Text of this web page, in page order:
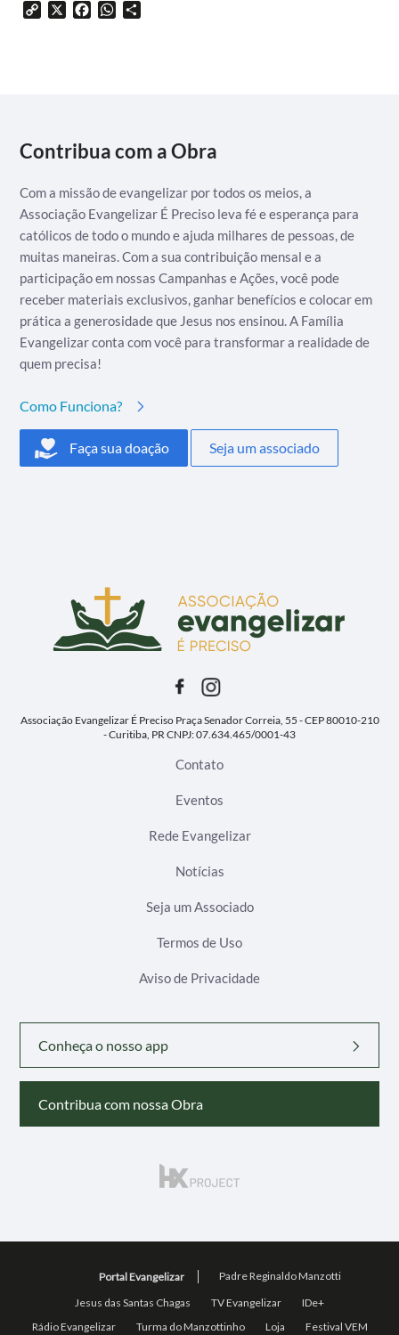
Copy X FacebookWhatsApp
Contribua com a Obra
Com a missão de evangelizar por todos os meios, a
Associação Evangelizar É Preciso leva fé e esperança para
católicos de todo o mundo e ajuda milhares de pessoas, de
muitas maneiras. Com a sua contribuição mensal e a
participação em nossas Campanhas e Ações, você pode
receber materiais exclusivos, ganhar benefícios e colocar em
prática a generosidade que Jesus nos ensinou. A Família
Evangelizar conta com você para transformar a realidade de
quem precisa!
Como Funciona?
Faça sua doação Seja um associado
Associação Evangelizar É PrecisoPraça Senador Correia, 55 - CEP 80010-210
- Curitiba, PRCNPJ: 07.634.465/0001-43
Contato
Eventos
Rede Evangelizar
Notícias
Seja um Associado
Termos de Uso
Aviso de Privacidade
Conheça o nosso app
Contribua com nossa Obra